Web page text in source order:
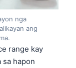
nga
ang
range kay
sa hapon